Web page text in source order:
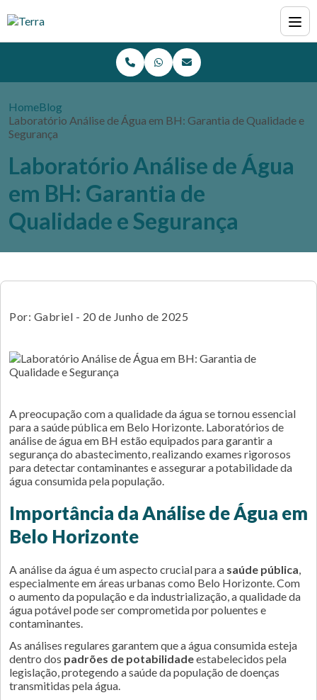
HomeBlog
Laboratório Análise de Água em BH: Garantia de Qualidade e
Segurança
Laboratório Análise de Água
em BH: Garantia de
Qualidade e Segurança
Por: Gabriel - 20 de Junho de 2025
A preocupação com a qualidade da água se tornou essencial
para a saúde pública em Belo Horizonte. Laboratórios de
análise de água em BH estão equipados para garantir a
segurança do abastecimento, realizando exames rigorosos
para detectar contaminantes e assegurar a potabilidade da
água consumida pela população.
Importância da Análise de Água em
Belo Horizonte
A análise da água é um aspecto crucial para a saúde pública,
especialmente em áreas urbanas como Belo Horizonte. Com
o aumento da população e da industrialização, a qualidade da
água potável pode ser comprometida por poluentes e
contaminantes.
As análises regulares garantem que a água consumida esteja
dentro dos padrões de potabilidadeestabelecidos pela
legislação, protegendo a saúde da população de doenças
transmitidas pela água.